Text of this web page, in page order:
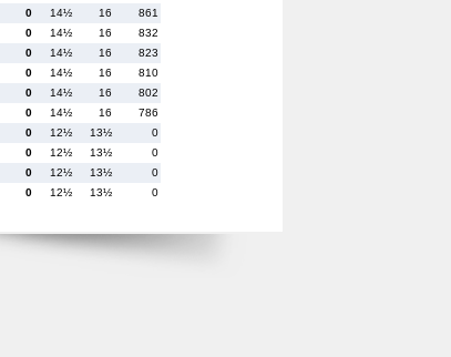
0 14½ 16
861
0 14½ 16
832
0 14½ 16
823
0 14½ 16
810
0 14½ 16
802
0 14½ 16
786
0 12½ 13½
0
0 12½ 13½
0
0 12½ 13½
0
0 12½ 13½ 0